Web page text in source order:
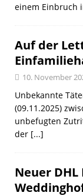
einem Einbruch
Auf der
10. November
Unbekannte
(09.11.2025)
unbefugten
der [...]
Neuer